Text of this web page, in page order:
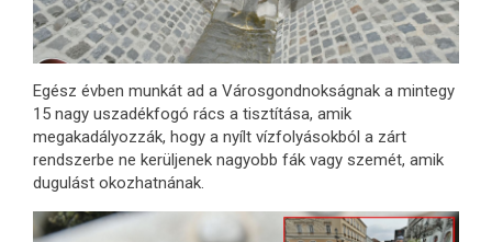
Egész évben munkát ad a Városgondnokságnak a mintegy
15 nagy uszadékfogó rács a tisztítása, amik
megakadályozzák, hogy a nyílt vízfolyásokból a zárt
rendszerbe ne kerüljenek nagyobb fák vagy szemét, amik
dugulást okozhatnának.